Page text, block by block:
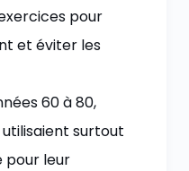
pour
et éviter les
60 à 80,
utilisaient surtout
pour leur